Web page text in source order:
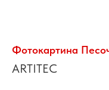
Фотокартина
ARTITEC